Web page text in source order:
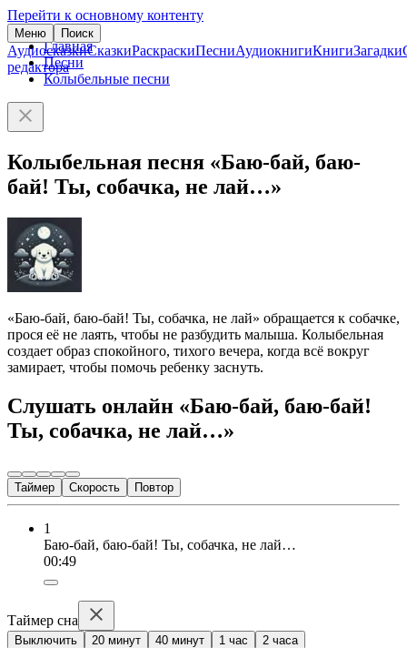
Перейти к основному контенту
Меню Поиск
АудиосказкиСказкиРаскраскиПесниАудиокнигиКнигиЗагадки
редактора
Главная
Песни
Колыбельные песни
Колыбельная песня «Баю-бай, баю-
бай! Ты, собачка, не лай…»
«Баю-бай, баю-бай! Ты, собачка, не лай» обращается к собачке,
прося её не лаять, чтобы не разбудить малыша. Колыбельная
создает образ спокойного, тихого вечера, когда всё вокруг
замирает, чтобы помочь ребенку заснуть.
Слушать онлайн «Баю-бай, баю-бай!
Ты, собачка, не лай…»
Таймер Скорость Повтор
1
Баю-бай, баю-бай! Ты, собачка, не лай…
00:49
Таймер сна
Выключить 20 минут 40 минут 1 час
2 часа